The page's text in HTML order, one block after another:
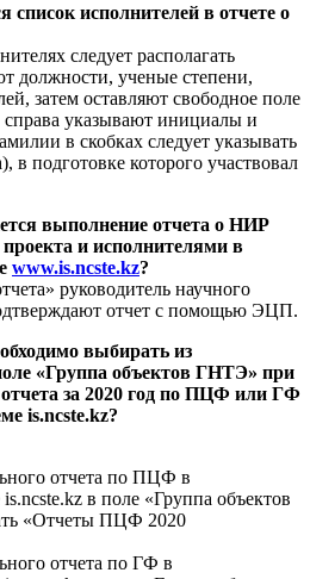
исполнителей в отчете о
следует располагать
должности, ученые степени,
затем оставляют свободное поле
указывают инициалы и
в скобках следует указывать
в подготовке которого участвовал
выполнение отчета о НИР
и исполнителями в
www.is.ncste.kz?
руководитель научного
отчет с помощью ЭЦП.
выбирать из
«Группа объектов ГНТЭ» при
отчета за 2020 год по ПЦФ или ГФ
is.ncste.kz?
отчета по ПЦФ в
в поле «Группа объектов
«Отчеты ПЦФ 2020
отчета по ГФ в